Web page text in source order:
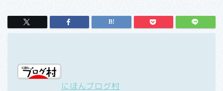
にほんブログ村